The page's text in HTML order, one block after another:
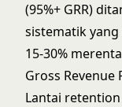
(95%+ GRR)
sistematik
15-30%
Gross Revenue
Lantai